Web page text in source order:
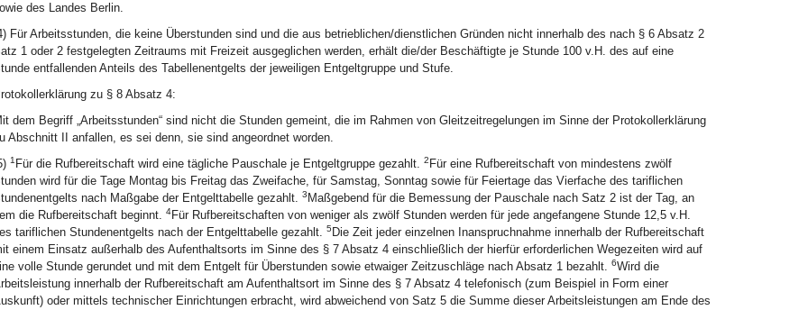
des Landes Berlin.
Für Arbeitsstunden, die keine Überstunden sind und die aus betrieblichen/dienstlichen Gründen nicht innerhalb des nach § 6 Absatz 2
1 oder 2 festgelegten Zeitraums mit Freizeit ausgeglichen werden, erhält die/der Beschäftigte je Stunde 100 v.H. des auf eine
entfallenden Anteils des Tabellenentgelts der jeweiligen Entgeltgruppe und Stufe.
zu § 8 Absatz 4:
dem Begriff „Arbeitsstunden“ sind nicht die Stunden gemeint, die im Rahmen von Gleitzeitregelungen im Sinne der Protokollerklärung
Abschnitt II anfallen, es sei denn, sie sind angeordnet worden.
1 Für die Rufbereitschaft wird eine tägliche Pauschale je Entgeltgruppe gezahlt. 2 Für eine Rufbereitschaft von mindestens zwölf
wird für die Tage Montag bis Freitag das Zweifache, für Samstag, Sonntag sowie für Feiertage das Vierfache des tariflichen
nach Maßgabe der Entgelttabelle gezahlt. 3 Maßgebend für die Bemessung der Pauschale nach Satz 2 ist der Tag, an
die Rufbereitschaft beginnt. 4Für Rufbereitschaften von weniger als zwölf Stunden werden für jede angefangene Stunde 12,5 v.H.
tariflichen Stundenentgelts nach der Entgelttabelle gezahlt. 5 Die Zeit jeder einzelnen Inanspruchnahme innerhalb der Rufbereitschaft
einem Einsatz außerhalb des Aufenthaltsorts im Sinne des § 7 Absatz 4 einschließlich der hierfür erforderlichen Wegezeiten wird auf
volle Stunde gerundet und mit dem Entgelt für Überstunden sowie etwaiger Zeitzuschläge nach Absatz 1 bezahlt. 6Wird die
innerhalb der Rufbereitschaft am Aufenthaltsort im Sinne des § 7 Absatz 4 telefonisch (zum Beispiel in Form einer
oder mittels technischer Einrichtungen erbracht, wird abweichend von Satz 5 die Summe dieser Arbeitsleistungen am Ende des